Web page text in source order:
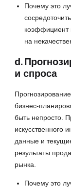
Почему это
коэффициент
на
d.
и спроса
бизнес-
быть непросто.
искусственного
данные и
результаты
рынка.
Почему это